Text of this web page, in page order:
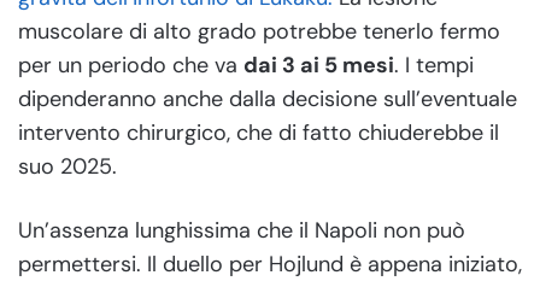
muscolare di alto grado potrebbe tenerlo fermo
per un periodo che va dai 3 ai 5 mesi. I tempi
dipenderanno anche dalla decisione sull’eventuale
intervento chirurgico, che di fatto chiuderebbe il
suo 2025.
Un’assenza lunghissima che il Napoli non può
permettersi. Il duello per Hojlund è appena iniziato,